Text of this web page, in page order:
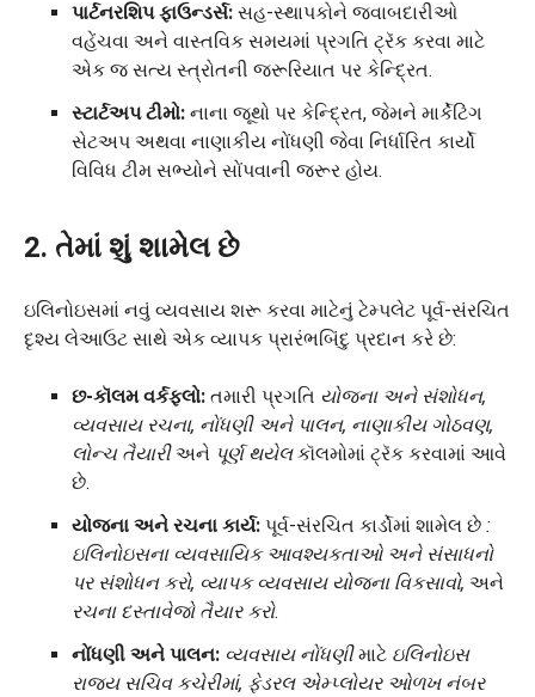
પાર્ટનરશિપ ફાઉન્ડર્સ: સહ-સ્થાપકોને જવાબદારીઓ
વહેંચવા અને વાસ્તવિક સમયમાં પ્રગતિ ટ્રૅક કરવા માટે
એક જ સત્ય સ્ત્રોતની જરૂરિયાત પર કેન્દ્રિત.
સ્ટાર્ટઅપ ટીમો: નાના જૂથો પર કેન્દ્રિત, જેમને માર્કેટિંગ
સેટઅપ અથવા નાણાકીય નોંધણી જેવા નિર્ધારિત કાર્યો
વિવિધ ટીમ સભ્યોને સોંપવાની જરૂર હોય.
2. તેમાં શું શામેલ છે
ઇલિનોઇસમાં નવું વ્યવસાય શરૂ કરવા માટેનું ટેમ્પલેટ પૂર્વ-સંરચિત
દૃશ્ય લેઆઉટ સાથે એક વ્યાપક પ્રારંભબિંદુ પ્રદાન કરે છે:
છ-કૉલમ વર્કફ્લો: તમારી પ્રગતિ યોજના અને સંશોધન,
વ્યવસાય રચના, નોંધણી અને પાલન, નાણાકીય ગોઠવણ,
લોન્ચ તૈયારીઅને પૂર્ણ થયેલકૉલમોમાં ટ્રૅક કરવામાં આવે
છે.
યોજના અને રચના કાર્ય: પૂર્વ-સંરચિત કાર્ડોમાં શામેલ છે :
ઇલિનોઇસના વ્યવસાયિક આવશ્યકતાઓ અને સંસાધનો
પર સંશોધન કરો, વ્યાપક વ્યવસાય યોજના વિકસાવો, અને
રચના દસ્તાવેજો તૈયાર કરો.
નોંધણી અને પાલન: વ્યવસાય નોંધણીમાટે ઇલિનોઇસ
રાજ્ય સચિવ કચેરીમાં, ફેડરલ એમ્પ્લોયર ઓળખ નંબર